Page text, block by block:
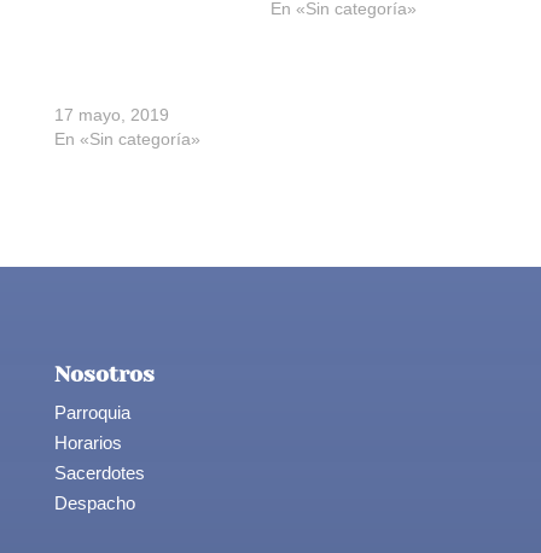
En «Sin categoría»
17 mayo, 2019
En «Sin categoría»
Nosotros
Parroquia
Horarios
Sacerdotes
Despacho